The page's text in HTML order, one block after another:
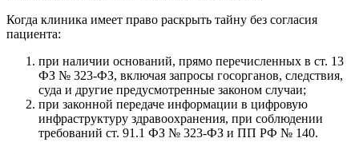
Когда клиника имеет право раскрыть тайну без согласия
пациента:
при наличии оснований, прямо перечисленных в ст. 13
ФЗ № 323‑ФЗ, включая запросы госорганов, следствия,
суда и другие предусмотренные законом случаи;
при законной передаче информации в цифровую
инфраструктуру здравоохранения, при соблюдении
требований ст. 91.1 ФЗ № 323‑ФЗ и ПП РФ № 140.